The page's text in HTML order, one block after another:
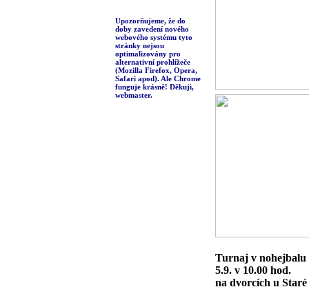
Upozorňujeme, že do
doby zavedení nového
webového systému tyto
stránky nejsou
optimalizovány pro
alternativní prohlížeče
(Mozilla Firefox, Opera,
Safari apod). Ale Chrome
funguje krásně! Děkuji,
webmaster.
Turnaj v
5.9. v 10.00 hod.
na dvorcích u Staré